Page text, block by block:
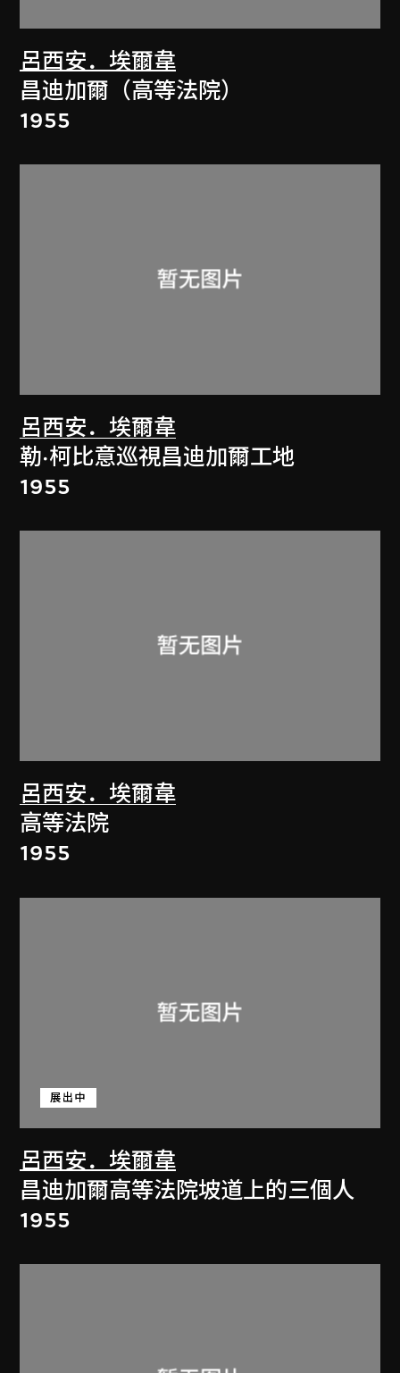
呂西安．埃爾韋
昌迪加爾（高等法院）
1955
呂西安．埃爾韋
勒·柯比意巡視昌迪加爾工地
1955
呂西安．埃爾韋
高等法院
1955
呂西安．埃爾韋
展出中
昌迪加爾高等法院坡道上的三個人
1955